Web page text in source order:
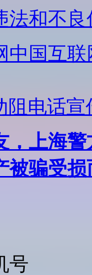
法和不
中国互
阻电话宣
，上海
被骗受
号